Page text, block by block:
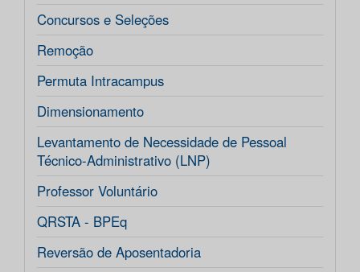
Concursos e Seleções
Remoção
Permuta Intracampus
Dimensionamento
Levantamento de Necessidade de Pessoal
Técnico-Administrativo (LNP)
Professor Voluntário
QRSTA - BPEq
Reversão de Aposentadoria